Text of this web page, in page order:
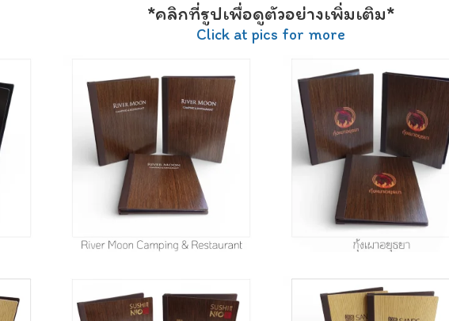
*คลิกที่รูปเพื่อดูตัวอย่างเพิ่มเติม*
Click at pics for more